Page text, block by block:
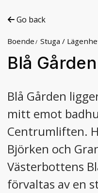
Go back
Boende Stuga /
Blå Gården
Blå Gården
mitt emot
Centrumliften.
Björken och
Västerbottens
förvaltas av en